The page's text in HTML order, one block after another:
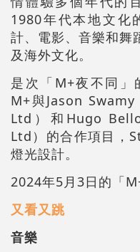
1980年代本地文化
計、電影、音樂和舞
及海外文化。
是次「M+夜不同」
M+與Jason
Ltd）和Hugo
Ltd）的合作項目，
燈光設計。
2024年5月3日的「
又看又跳
音樂